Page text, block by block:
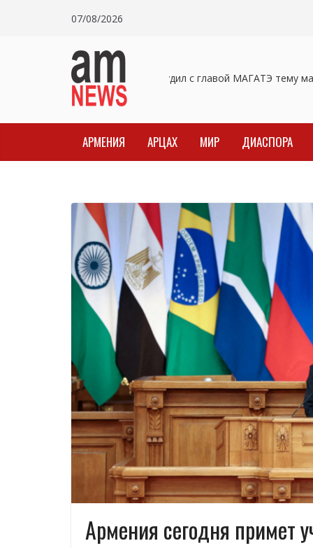
07/08/2026
Пашинян обсудил с главой МАГАТЭ тему
АРМЕНИЯ АРЦАХ МИР ДИАСПОРА
Армения сегодня примет